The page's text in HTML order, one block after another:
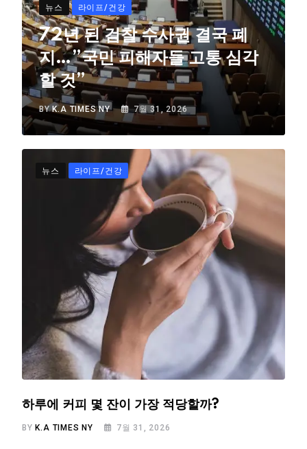
뉴스 라이프/건강
72년 된 검찰 수사권 결국 폐
지…”국민 피해자들 고통 심각
할 것”
BYK.A TIMES NY 7월 31, 2026
뉴스 라이프/건강
하루에 커피 몇 잔이 가장 적당할까?
BYK.A TIMES NY 7월 31, 2026